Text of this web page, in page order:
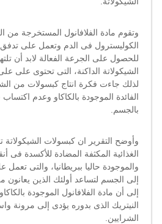
وتقوم مادة الفلافانول المستخرجة من
الكوليسترول فى الدم وتعمل على
لذلك جاءت فكرة انتاج كبسولات من
الفائدة الموجودة بالكاكاو وعدم
بالجسم.
وأوضح التقرير ان كبسولات الشيكولاتة
الغذائية المكثفة المضادة للأكسدة
والموجودة حاليا ببريطانيا، والتى
إلى الجسم لتساعد أولئك الذين
إلى أن مادة الفلافانول الموجودة
النيتريك الذى بدوره يؤدى إلى مرونة
الشرايين.